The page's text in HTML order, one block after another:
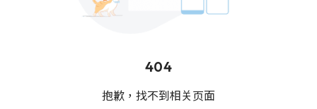
404
抱歉，找不到相关页面